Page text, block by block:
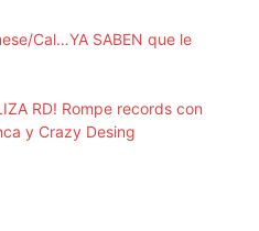
Cal…YA SABEN que le
RD! Rompe records con
y Crazy Desing